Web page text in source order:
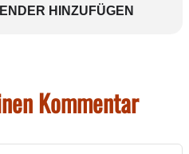
HINZUFÜGEN
Kommentar